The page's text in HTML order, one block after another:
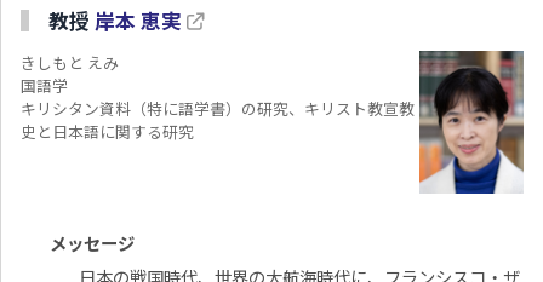
教授 岸本 恵実
きしもと えみ
国語学
キリシタン資料（特に語学書）の研究、キリスト教宣教
史と日本語に関する研究
メッセージ